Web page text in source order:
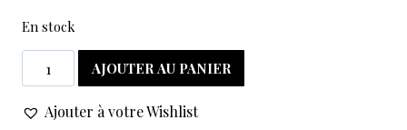
En stock
AJOUTER AU PANIER
Ajouter à votre Wishlist